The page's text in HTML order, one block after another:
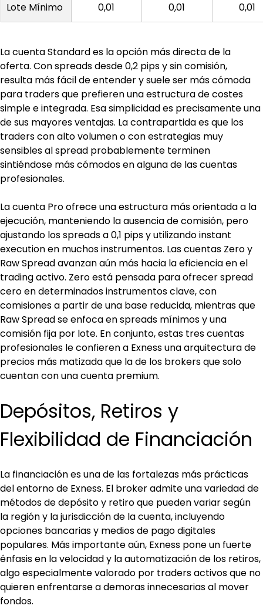
Lote Mínimo 0,01 0,01 0,01
La cuenta Standard es la opción más directa de la
oferta. Con spreads desde 0,2 pips y sin comisión,
resulta más fácil de entender y suele ser más cómoda
para traders que prefieren una estructura de costes
simple e integrada. Esa simplicidad es precisamente una
de sus mayores ventajas. La contrapartida es que los
traders con alto volumen o con estrategias muy
sensibles al spread probablemente terminen
sintiéndose más cómodos en alguna de las cuentas
profesionales.
La cuenta Pro ofrece una estructura más orientada a la
ejecución, manteniendo la ausencia de comisión, pero
ajustando los spreads a 0,1 pips y utilizando instant
execution en muchos instrumentos. Las cuentas Zero y
Raw Spread avanzan aún más hacia la eficiencia en el
trading activo. Zero está pensada para ofrecer spread
cero en determinados instrumentos clave, con
comisiones a partir de una base reducida, mientras que
Raw Spread se enfoca en spreads mínimos y una
comisión fija por lote. En conjunto, estas tres cuentas
profesionales le confieren a Exness una arquitectura de
precios más matizada que la de los brokers que solo
cuentan con una cuenta premium.
Depósitos, Retiros y
Flexibilidad de Financiación
La financiación es una de las fortalezas más prácticas
del entorno de Exness. El broker admite una variedad de
métodos de depósito y retiro que pueden variar según
la región y la jurisdicción de la cuenta, incluyendo
opciones bancarias y medios de pago digitales
populares. Más importante aún, Exness pone un fuerte
énfasis en la velocidad y la automatización de los retiros,
algo especialmente valorado por traders activos que no
quieren enfrentarse a demoras innecesarias al mover
fondos.